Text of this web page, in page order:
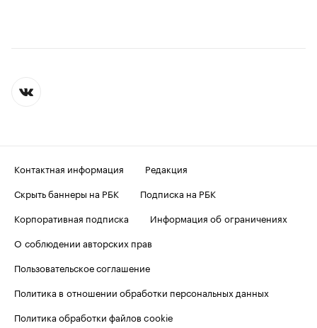
Контактная информация
Редакция
Скрыть баннеры на РБК
Подписка на РБК
Корпоративная подписка
Информация об ограничениях
О соблюдении авторских прав
Пользовательское соглашение
Политика в отношении обработки персональных данных
Политика обработки файлов cookie